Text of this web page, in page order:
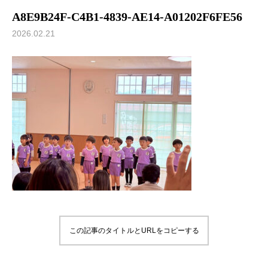
A8E9B24F-C4B1-4839-AE14-A01202F6FE56
2026.02.21
この記事のタイトルとURLをコピーする